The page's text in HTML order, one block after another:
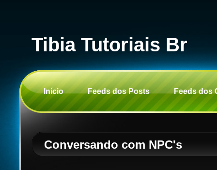
Tibia Tutoriais Br
Início Feeds dos Posts Feeds dos
Conversando com NPC's